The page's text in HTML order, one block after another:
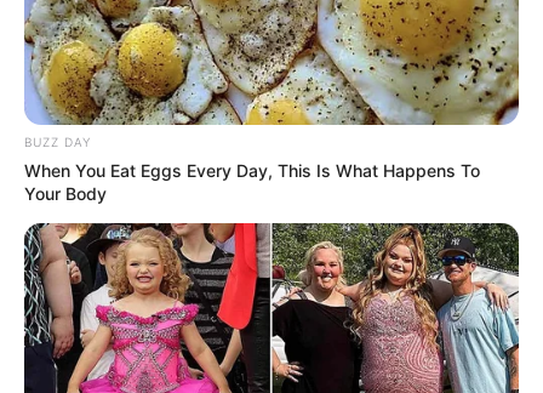
Artesanato Brasil
BUZZ DAY
When You Eat Eggs Every Day, This Is What Happens To
Your Body